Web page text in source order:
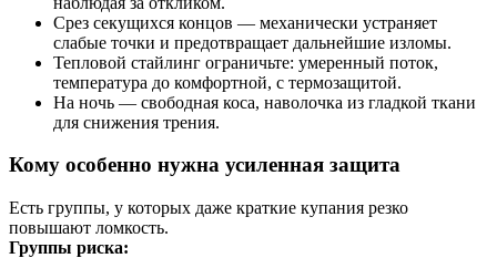
Срез секущихся концов — механически устраняет
слабые точки и предотвращает дальнейшие изломы.
Тепловой стайлинг ограничьте: умеренный поток,
температура до комфортной, с термозащитой.
На ночь — свободная коса, наволочка из гладкой ткани
для снижения трения.
Кому особенно нужна усиленная защита
Есть группы, у которых даже краткие купания резко
повышают ломкость.
Группы риска: